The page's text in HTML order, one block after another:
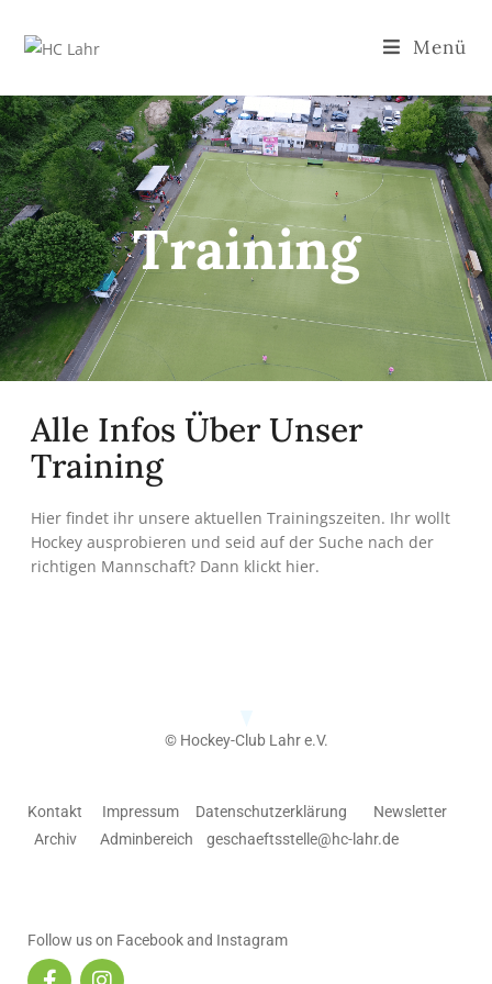
Menü
Training
Alle Infos Über Unser
Training
Hier findet ihr unsere aktuellen Trainingszeiten. Ihr wollt
Hockey ausprobieren und seid auf der Suche nach der
richtigen Mannschaft? Dann klickt hier.
© Hockey-Club Lahr e.V.
Kontakt Impressum Datenschutzerklärung
Newsletter
Archiv
Adminbereich geschaeftsstelle@hc-lahr.de
Follow us on Facebook and Instagram